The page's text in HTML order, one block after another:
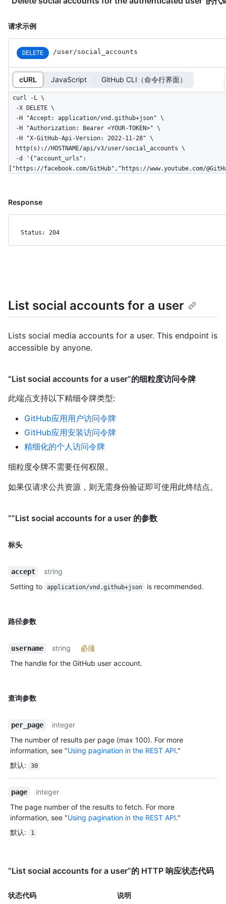
请求示例
DELETE /user/social_accounts
cURL JavaScript GitHub CLI（命令行界面）
curl -L \
["https://facebook.com/GitHub","https://www.youtube.com/
Response
Status: 204
List social accounts for a user
Lists social media accounts for a user. This endpoint is
accessible by anyone.
“List social accounts for a user”的细粒度访问令牌
此端点支持以下精细令牌类型:
GitHub应用用户访问令牌
GitHub应用安装访问令牌
精细化的个人访问令牌
细粒度令牌不需要任何权限。
如果仅请求公共资源，则无需身份验证即可使用此终结点。
“”List social accounts for a user 的参数
标头
accept
string
Setting to
application/vnd.github+json is recommended.
路径参数
username string
必须
The handle for the GitHub user account.
查询参数
per_page
integer
The number of results per page (max 100). For more
information, see "Using pagination in the REST API."
默认: 30
page
integer
The page number of the results to fetch. For more
information, see "Using pagination in the REST API."
默认: 1
“List social accounts for a user”的 HTTP 响应状态代码
状态代码 说明